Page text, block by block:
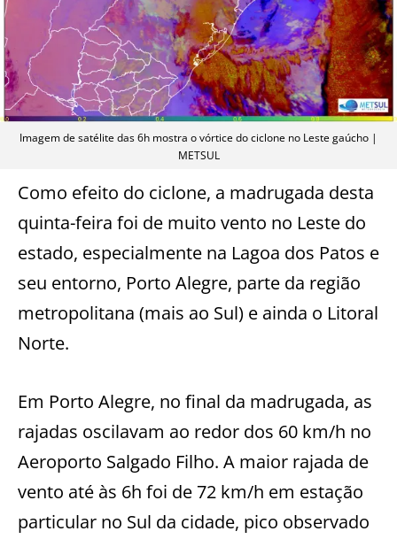
Imagem de satélite das 6h mostra o vórtice do ciclone no Leste gaúcho |
METSUL
Como efeito do ciclone, a madrugada desta
quinta-feira foi de muito vento no Leste do
estado, especialmente na Lagoa dos Patos e
seu entorno, Porto Alegre, parte da região
metropolitana (mais ao Sul) e ainda o Litoral
Norte.
Em Porto Alegre, no final da madrugada, as
rajadas oscilavam ao redor dos 60 km/h no
Aeroporto Salgado Filho. A maior rajada de
vento até às 6h foi de 72 km/h em estação
particular no Sul da cidade, pico observado